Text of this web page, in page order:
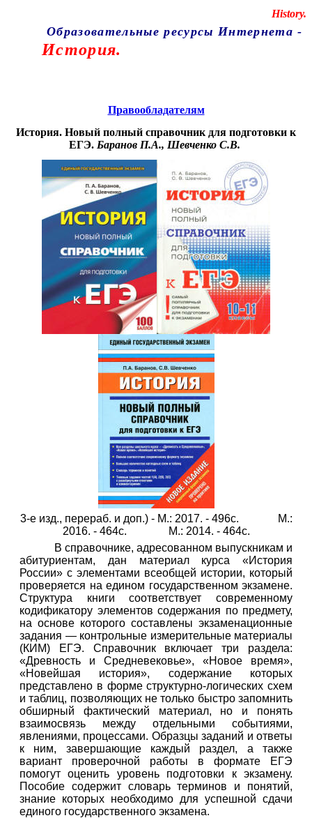
History.
Образовательные ресурсы Интернета -
История.
Правообладателям
История. Новый полный справочник для подготовки к
ЕГЭ. Баранов П.А., Шевченко С.В.
3-е изд., перераб. и доп.) - М.: 2017. - 496с. М.:
2016. - 464с. М.: 2014. - 464с.
В справочнике, адресованном выпускникам и
абитуриентам, дан материал курса «История
России» с элементами всеобщей истории, который
проверяется на едином государственном экзамене.
Структура книги соответствует современному
кодификатору элементов содержания по предмету,
на основе которого составлены экзаменационные
задания — контрольные измерительные материалы
(КИМ) ЕГЭ. Справочник включает три раздела:
«Древность и Средневековье», «Новое время»,
«Новейшая история», содержание которых
представлено в форме структурно-логических схем
и таблиц, позволяющих не только быстро запомнить
обширный фактический материал, но и понять
взаимосвязь между отдельными событиями,
явлениями, процессами. Образцы заданий и ответы
к ним, завершающие каждый раздел, а также
вариант проверочной работы в формате ЕГЭ
помогут оценить уровень подготовки к экзамену.
Пособие содержит словарь терминов и понятий,
знание которых необходимо для успешной сдачи
единого государственного экзамена.